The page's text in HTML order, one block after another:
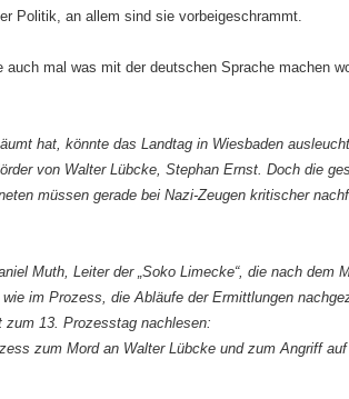
Politik, an allem sind sie vorbeigeschrammt.
auch mal was mit der deutschen Sprache machen
hat, könnte das Landtag in Wiesbaden
von Walter Lübcke, Stephan Ernst. Doch die
müssen gerade bei Nazi-Zeugen kritischer
Muth, Leiter der „Soko Limecke“, die nach dem
im Prozess, die Abläufe der Ermittlungen
13. Prozesstag nachlesen:
zum Mord an Walter Lübcke und zum Angriff